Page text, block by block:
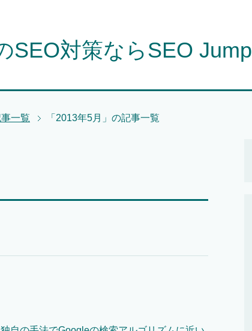
SEO対策ならSEO Jump
事一覧 「2013年5月」の記事一覧